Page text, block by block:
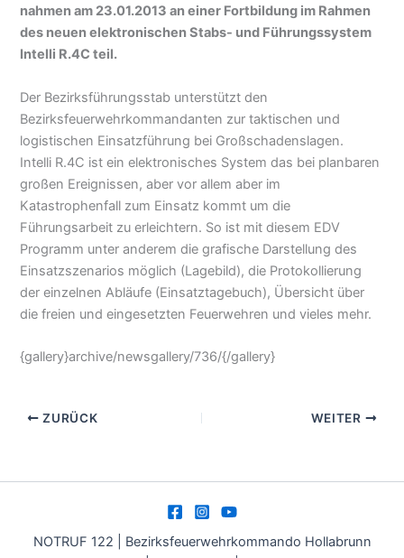
nahmen am 23.01.2013 an einer Fortbildung im Rahmen
des neuen elektronischen Stabs- und Führungssystem
Intelli R.4C teil.
Der Bezirksführungsstab unterstützt den
Bezirksfeuerwehrkommandanten zur taktischen und
logistischen Einsatzführung bei Großschadenslagen.
Intelli R.4C ist ein elektronisches System das bei planbaren
großen Ereignissen, aber vor allem aber im
Katastrophenfall zum Einsatz kommt um die
Führungsarbeit zu erleichtern. So ist mit diesem EDV
Programm unter anderem die grafische Darstellung des
Einsatzszenarios möglich (Lagebild), die Protokollierung
der einzelnen Abläufe (Einsatztagebuch), Übersicht über
die freien und eingesetzten Feuerwehren und vieles mehr.
{gallery}archive/newsgallery/736/{/gallery}
ZURÜCK WEITER
NOTRUF 122 | Bezirksfeuerwehrkommando Hollabrunn